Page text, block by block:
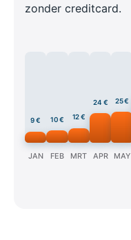
zonder creditcard.
9 €
JAN
10 €
FEB
12 €
MRT
24 €
APR
25 €
MAY